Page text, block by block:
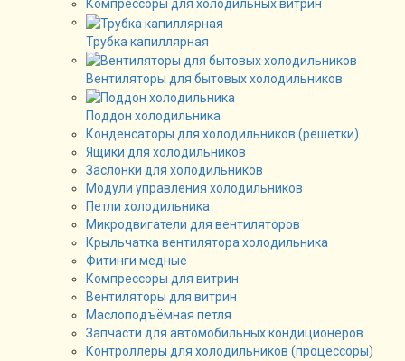
Компрессоры для холодильных витрин
Трубка капиллярная
Вентиляторы для бытовых холодильников
Поддон холодильника
Конденсаторы для холодильников (решетки)
Ящики для холодильников
Заслонки для холодильников
Модули управления холодильников
Петли холодильника
Микродвигатели для вентиляторов
Крыльчатка вентилятора холодильника
Фитинги медные
Компрессоры для витрин
Вентиляторы для витрин
Маслоподъёмная петля
Запчасти для автомобильных кондиционеров
Контроллеры для холодильников (процессоры)